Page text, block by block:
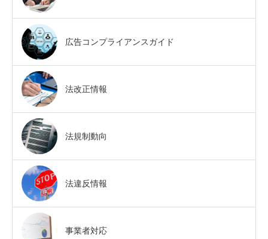
広告コンプライアンスガイド
法改正情報
法規制動向
法違反情報
事業者対応